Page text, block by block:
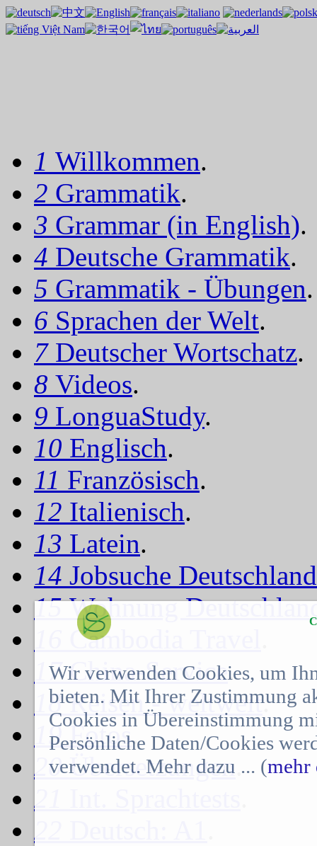
1 Willkommen.
2 Grammatik.
3 Grammar (in English).
4 Deutsche Grammatik.
5 Grammatik - Übungen.
6 Sprachen der Welt.
7 Deutscher Wortschatz.
8 Videos.
9 LonguaStudy.
10 Englisch.
11 Französisch.
12 Italienisch.
13 Latein.
14 Jobsuche Deutschland
15Wohnung
Cambodia Travel
17China-Service.
18Reisen - weltweit.
19Fotos.
20Übersetzungen .
21
22
Wir verwenden Cookies, um
bieten. Mit Ihrer Zustimmung
Cookies in Übereinstimmung
Persönliche Daten/Cookies
verwendet. Mehr dazu ... (mehr